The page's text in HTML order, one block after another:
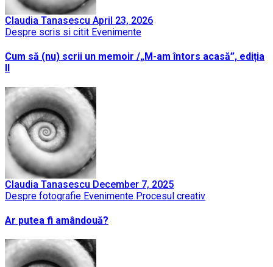
Claudia Tanasescu April 23, 2026
Despre scris si citit Evenimente
Cum să (nu) scrii un memoir /„M-am întors acasă”, ediția
Claudia Tanasescu December 7, 2025
Despre fotografie Evenimente Procesul creativ
Ar putea fi amândouă?